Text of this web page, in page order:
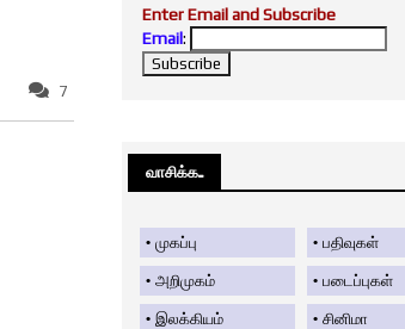
7
Enter Email and Subscribe
Email:
வாசிக்க....
முகப்பு பதிவுகள்
அறிமுகம் படைப்புகள்
இலக்கியம் சினிமா